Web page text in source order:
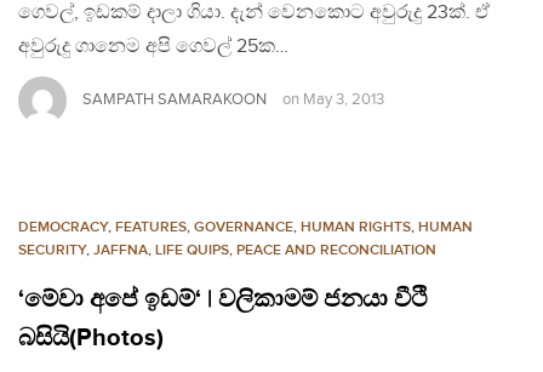
ගෙවල්, ඉඩකම් දාලා ගියා. දැන් වෙනකොට අවුරුදු 23ක්. ඒ
අවුරුදු ගානෙම අපි ගෙවල් 25ක…
SAMPATH SAMARAKOON on May 3, 2013
DEMOCRACY, FEATURES, GOVERNANCE, HUMAN RIGHTS, HUMAN
SECURITY, JAFFNA, LIFE QUIPS, PEACE AND RECONCILIATION
‘මේවා අපේ ඉඩම්‘ | වලිකාමම් ජනයා වීථි
බසියි(Photos)